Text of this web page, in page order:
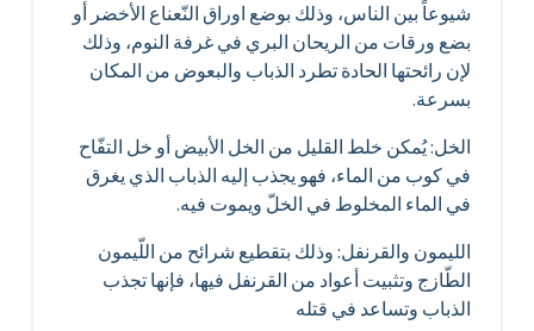
شيوعاً بين الناس، وذلك بوضع اوراق النّعناع الأخضر أو
بضع ورقات من الريحان البري في غرفة النوم، وذلك
لإن رائحتها الحادة تطرد الذباب والبعوض من المكان
بسرعة.
الخل: يُمكن خلط القليل من الخل الأبيض أو خل التفّاح
في كوب من الماء، فهو يجذب إليه الذباب الذي يغرق
في الماء المخلوط في الخلّ ويموت فيه.
الليمون والقرنفل: وذلك بتقطيع شرائح من اللّيمون
الطّازج وتثبيت أعواد من القرنفل فيها، فإنها تجذب
الذباب وتساعد في قتله